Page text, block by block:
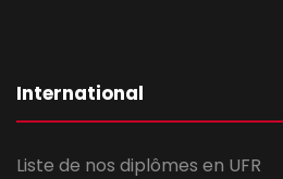
International
Liste de nos diplômes en UFR